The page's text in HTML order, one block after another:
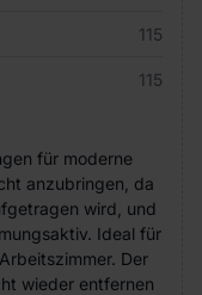
115
115
für moderne
anzubringen, da
wird, und
Ideal für
Der
wieder entfernen